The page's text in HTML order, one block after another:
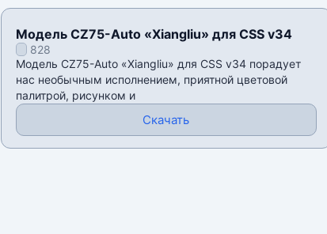
Модель CZ75-Auto «Xiangliu» для CSS v34
828
Модель CZ75-Auto «Xiangliu» для CSS v34 порадует
нас необычным исполнением, приятной цветовой
палитрой, рисунком и
Скачать